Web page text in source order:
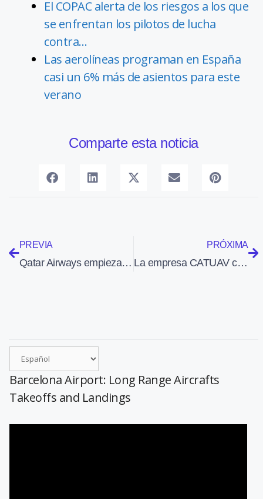
El COPAC alerta de los riesgos a los que
se enfrentan los pilotos de lucha
contra…
Las aerolíneas programan en España
casi un 6% más de asientos para este
verano
Comparte esta noticia
PREVIA
Qatar Airways empieza a volar a Sao Paulo y Buenos Aires
PRÓXIMA
La empresa CATUAV colabora en el control de las subvenciones agrarias en Cataluña
Barcelona Airport: Long Range Aircrafts
Takeoffs and Landings